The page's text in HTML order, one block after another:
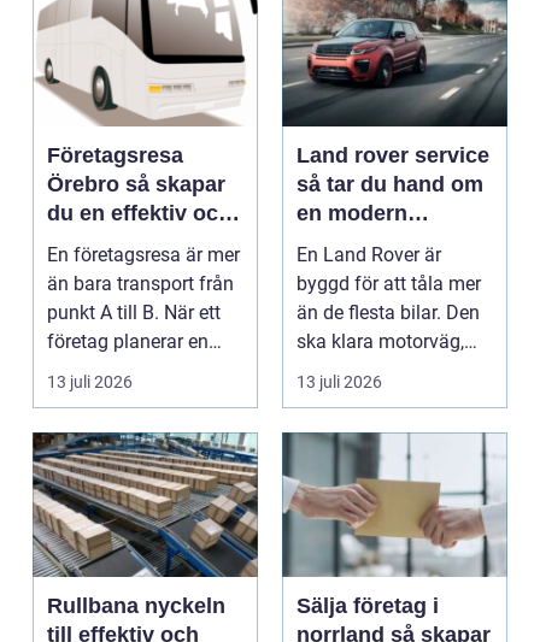
Företagsresa
Örebro så skapar
du en effektiv och
minnesvärd resa
En företagsresa är mer
än bara transport från
punkt A till B. När ett
företag planerar en
resa för m...
13 juli 2026
Land rover service
så tar du hand om
en modern
klassiker
En Land Rover är
byggd för att tåla mer
än de flesta bilar. Den
ska klara motorväg,
stadstrafik, gru...
13 juli 2026
Rullbana nyckeln
till effektiv och
Sälja företag i
norrland så skapar